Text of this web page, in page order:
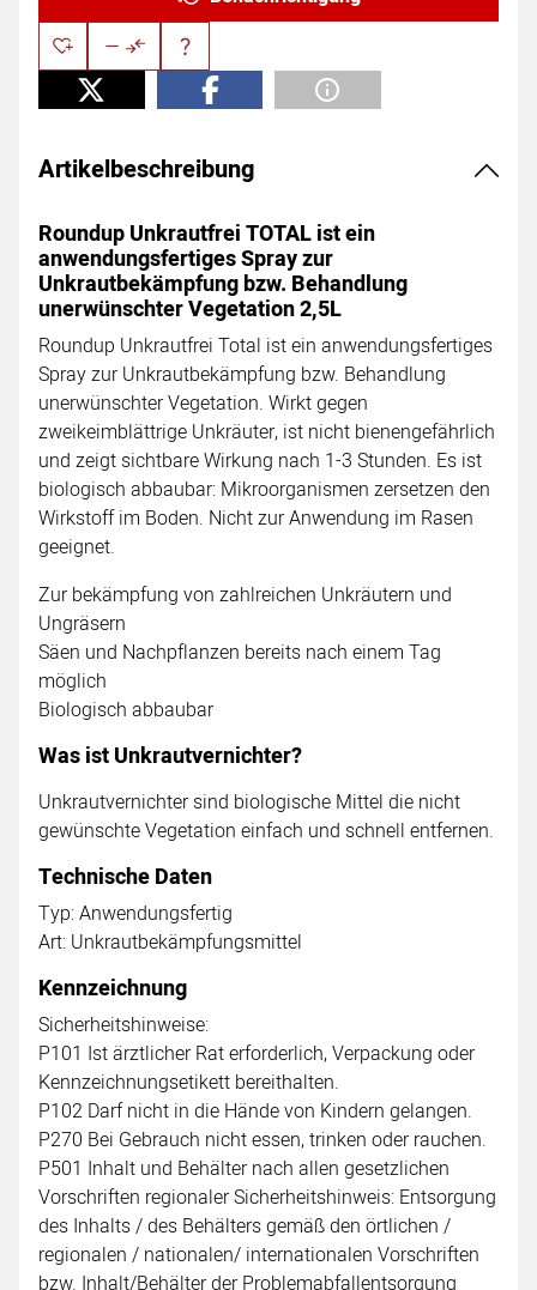
Artikelbeschreibung
Roundup Unkrautfrei TOTAL ist ein
anwendungsfertiges Spray zur
Unkrautbekämpfung bzw. Behandlung
unerwünschter Vegetation 2,5L
Roundup Unkrautfrei Total ist ein anwendungsfertiges
Spray zur Unkrautbekämpfung bzw. Behandlung
unerwünschter Vegetation. Wirkt gegen
zweikeimblättrige Unkräuter, ist nicht bienengefährlich
und zeigt sichtbare Wirkung nach 1-3 Stunden. Es ist
biologisch abbaubar: Mikroorganismen zersetzen den
Wirkstoff im Boden. Nicht zur Anwendung im Rasen
geeignet.
Zur bekämpfung von zahlreichen Unkräutern und
Ungräsern
Säen und Nachpflanzen bereits nach einem Tag
möglich
Biologisch abbaubar
Was ist Unkrautvernichter?
Unkrautvernichter sind biologische Mittel die nicht
gewünschte Vegetation einfach und schnell entfernen.
Technische Daten
Typ: Anwendungsfertig
Art: Unkrautbekämpfungsmittel
Kennzeichnung
Sicherheitshinweise:
P101 Ist ärztlicher Rat erforderlich, Verpackung oder
Kennzeichnungsetikett bereithalten.
P102 Darf nicht in die Hände von Kindern gelangen.
P270 Bei Gebrauch nicht essen, trinken oder rauchen.
P501 Inhalt und Behälter nach allen gesetzlichen
Vorschriften regionaler Sicherheitshinweis: Entsorgung
des Inhalts / des Behälters gemäß den örtlichen /
regionalen / nationalen/ internationalen Vorschriften